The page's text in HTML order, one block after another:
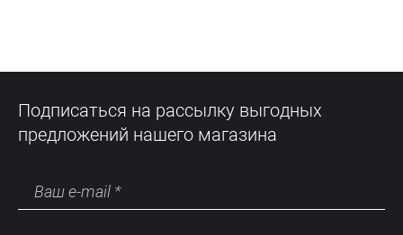
Подписаться на рассылку выгодных
предложений нашего магазина